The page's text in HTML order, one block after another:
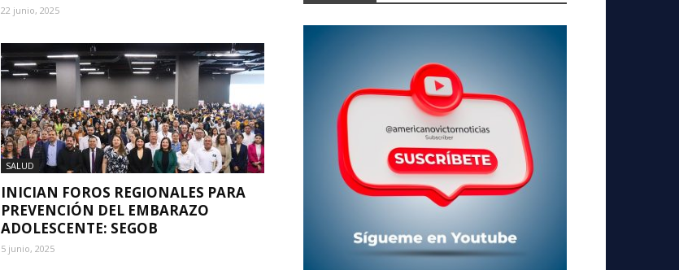
22 junio, 2025
SALUD
INICIAN FOROS REGIONALES PARA
PREVENCIÓN DEL EMBARAZO
ADOLESCENTE: SEGOB
5 junio, 2025